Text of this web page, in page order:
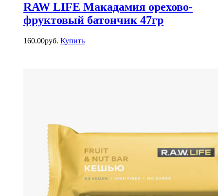
RAW LIFE Макадамия орехово-
фруктовый батончик 47гр
160.00руб. Купить